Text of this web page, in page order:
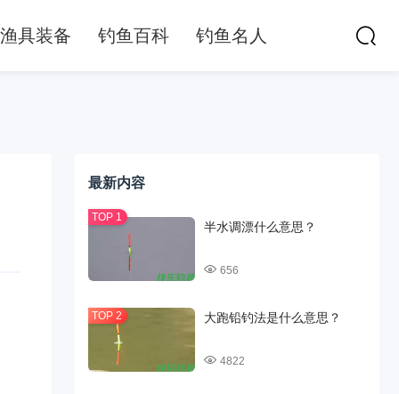
渔具装备 钓鱼百科 钓鱼名人
最新内容
半水调漂什么意思？
656
大跑铅钓法是什么意思？
4822